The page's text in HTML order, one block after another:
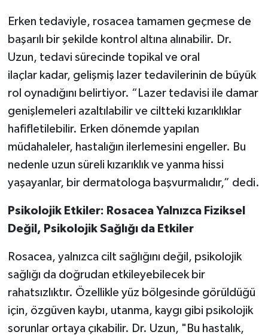
Erken tedaviyle, rosacea tamamen geçmese de
başarılı bir şekilde kontrol altına alınabilir. Dr.
Uzun, tedavi sürecinde topikal ve oral
ilaçlar kadar, gelişmiş lazer tedavilerinin de büyük
rol oynadığını belirtiyor. “Lazer tedavisi ile damar
genişlemeleri azaltılabilir ve ciltteki kızarıklıklar
hafifletilebilir. Erken dönemde yapılan
müdahaleler, hastalığın ilerlemesini engeller. Bu
nedenle uzun süreli kızarıklık ve yanma hissi
yaşayanlar, bir dermatologa başvurmalıdır,” dedi.
Psikolojik Etkiler: Rosacea Yalnızca Fiziksel
Değil, Psikolojik Sağlığı da Etkiler
Rosacea, yalnızca cilt sağlığını değil, psikolojik
sağlığı da doğrudan etkileyebilecek bir
rahatsızlıktır. Özellikle yüz bölgesinde görüldüğü
için, özgüven kaybı, utanma, kaygı gibi psikolojik
sorunlar ortaya çıkabilir. Dr. Uzun, "Bu hastalık,